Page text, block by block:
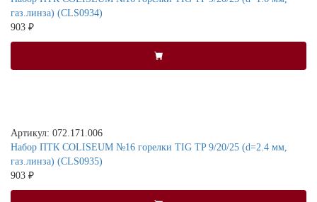
газ.линза) (CLS0934)
903 ₽
Артикул: 072.171.006
Набор ПТК COLISEUM №16 горелки TIG TP 9/20/25 (d=2.4 мм,
газ.линза) (CLS0935)
903 ₽